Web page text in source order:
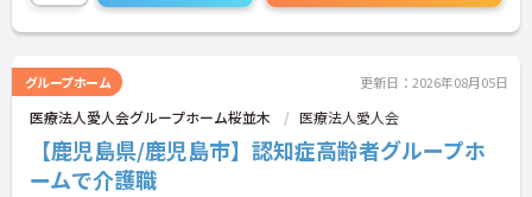
グループホーム 更新日：2026年08月05日
医療法人愛人会グループホーム桜並木 医療法人愛人会
【鹿児島県/鹿児島市】認知症高齢者グループホ
ームで介護職